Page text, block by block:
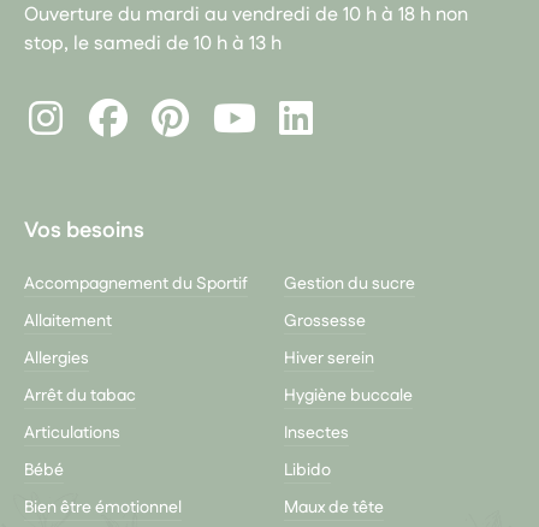
Ouverture du mardi au vendredi de 10 h à 18 h non
stop, le samedi de 10 h à 13 h
InstagramFacebookPinterest
LinkedIn
Vos besoins
Accompagnement du Sportif
Allaitement
Allergies
Arrêt du tabac
Articulations
Bébé
Bien être émotionnel
Gestion du sucre
Grossesse
Hiver serein
Hygiène buccale
Insectes
Libido
Maux de tête